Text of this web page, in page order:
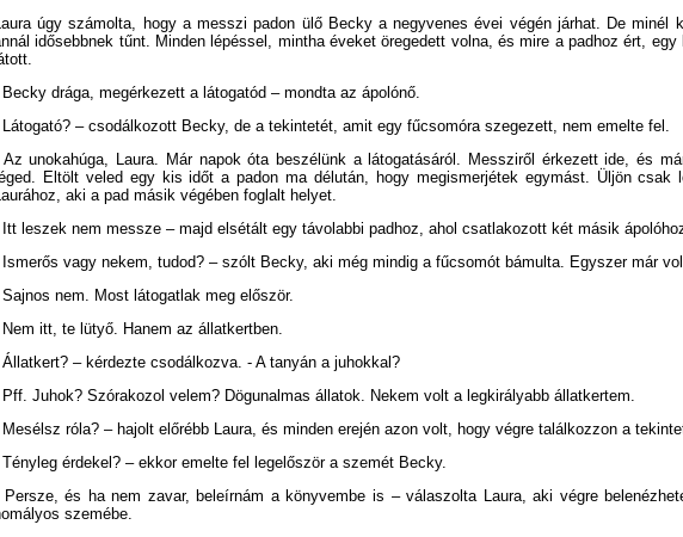
úgy számolta, hogy a messzi padon ülő Becky a negyvenes évei végén járhat. De minél
idősebbnek tűnt. Minden lépéssel, mintha éveket öregedett volna, és mire a padhoz ért, egy
drága, megérkezett a látogatód – mondta az ápolónő.
– csodálkozott Becky, de a tekintetét, amit egy fűcsomóra szegezett, nem emelte fel.
Az unokahúga, Laura. Már napok óta beszélünk a látogatásáról. Messziről érkezett ide, és
Eltölt veled egy kis időt a padon ma délután, hogy megismerjétek egymást. Üljön csak
aki a pad másik végében foglalt helyet.
leszek nem messze – majd elsétált egy távolabbi padhoz, ahol csatlakozott két másik
vagy nekem, tudod? – szólt Becky, aki még mindig a fűcsomót bámulta. Egyszer már
nem. Most látogatlak meg először.
itt, te lütyő. Hanem az állatkertben.
– kérdezte csodálkozva. - A tanyán a juhokkal?
Juhok? Szórakozol velem? Dögunalmas állatok. Nekem volt a legkirályabb állatkertem.
róla? – hajolt előrébb Laura, és minden erején azon volt, hogy végre találkozzon a
érdekel? – ekkor emelte fel legelőször a szemét Becky.
Persze, és ha nem zavar, beleírnám a könyvembe is – válaszolta Laura, aki végre
szemébe.